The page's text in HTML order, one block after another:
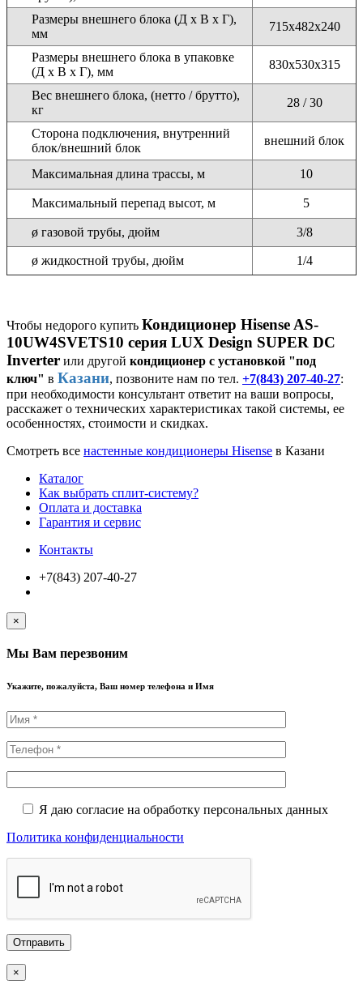
Размеры внешнего блока (Д x В x Г),
мм
715x482x240
Размеры внешнего блока в упаковке
(Д x В x Г), мм
830x530x315
Вес внешнего блока, (нетто / брутто),
кг
28 / 30
Сторона подключения, внутренний
блок/внешний блок
внешний блок
Максимальная длина трассы, м 10
Максимальный перепад высот, м 5
ø газовой трубы, дюйм 3/8
ø жидкостной трубы, дюйм 1/4
Чтобы недорого купить Кондиционер Hisense AS-
10UW4SVETS10 серия LUX Design SUPER DC
Inverter или другой кондиционер с установкой "под
ключ" в Казани, позвоните нам по тел. +7(843) 207-40-27:
при необходимости консультант ответит на ваши вопросы,
расскажет о технических характеристиках такой системы, ее
особенностях, стоимости и скидках.
Смотреть все настенные кондиционеры Hisense в Казани
Каталог
Как выбрать сплит-систему?
Оплата и доставка
Гарантия и сервис
Контакты
+7(843) 207-40-27
×
Мы Вам перезвоним
Укажите, пожалуйста, Ваш номер телефона и Имя
Я даю согласие на обработку персональных данных
Политика конфиденциальности
×